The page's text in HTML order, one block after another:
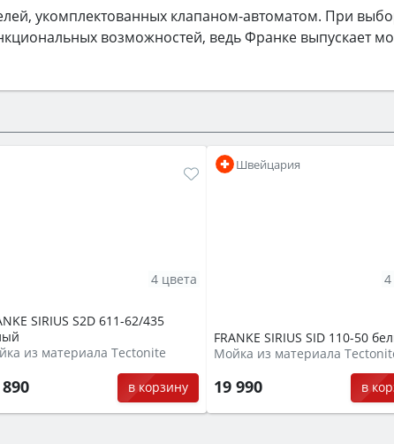
укомплектованных клапаном-автоматом. При
возможностей, ведь Франке выпускает
SIRIUS S2D 611-62/435
из материала Tectonite
в корзину
4 цвета
Швейцария
FRANKE SIRIUS SID 110-50
Мойка из материала
19 990 в
4